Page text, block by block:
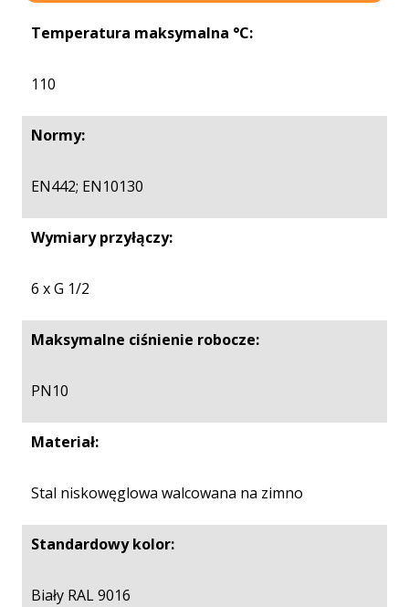
Temperatura maksymalna °C:
110
Normy:
EN442; EN10130
Wymiary przyłączy:
6 x G 1/2
Maksymalne ciśnienie robocze:
PN10
Materiał:
Stal niskowęglowa walcowana na zimno
Standardowy kolor:
Biały RAL 9016